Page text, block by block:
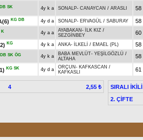
DB SK 4y k a SONALP- CANAYCAN / ARASLI 58
KG DB 4y d a SONALP- ERVAGÜL / SABURAY 58
K 4y a a AYABAKAN - İLK KIZ /
SEZGİNBEY
60
KG 4y k a ANKA- İLKELİ / EMAEL (PL) 58
DB SK ÖG 4y k a BABA MEVLÜT- YEŞİLGÖZLÜ /
ALTAHA
58
KG SK 4y d a ORÇUN - KAFKASCAN /
KAFKASLI
61
4 2,55 ₺ SIRALI İKİLİ
2. ÇİFTE